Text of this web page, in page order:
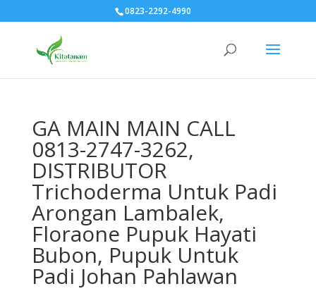
0823-2292-4990
GA MAIN MAIN CALL
0813-2747-3262,
DISTRIBUTOR
Trichoderma Untuk Padi
Arongan Lambalek,
Floraone Pupuk Hayati
Bubon, Pupuk Untuk
Padi Johan Pahlawan